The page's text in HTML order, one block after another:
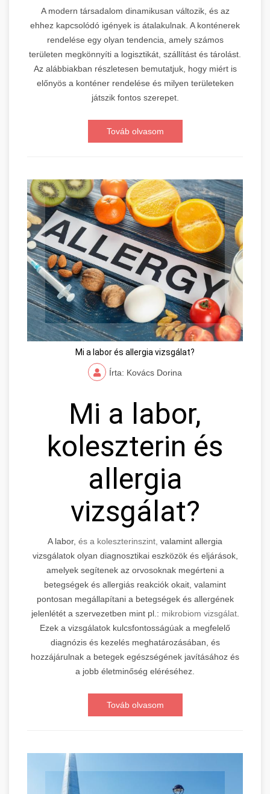
A modern társadalom dinamikusan változik, és az
ehhez kapcsolódó igények is átalakulnak. A konténerek
rendelése egy olyan tendencia, amely számos
területen megkönnyíti a logisztikát, szállítást és tárolást.
Az alábbiakban részletesen bemutatjuk, hogy miért is
előnyös a konténer rendelése és milyen területeken
játszik fontos szerepet.
Továb olvasom
Mi a labor és allergia vizsgálat?
Írta: Kovács Dorina
Mi a labor,
koleszterin és
allergia
vizsgálat?
A labor, és a koleszterinszint, valamint allergia
vizsgálatok olyan diagnosztikai eszközök és eljárások,
amelyek segítenek az orvosoknak megérteni a
betegségek és allergiás reakciók okait, valamint
pontosan megállapítani a betegségek és allergének
jelenlétét a szervezetben mint pl.: mikrobiom vizsgálat.
Ezek a vizsgálatok kulcsfontosságúak a megfelelő
diagnózis és kezelés meghatározásában, és
hozzájárulnak a betegek egészségének javításához és
a jobb életminőség eléréséhez.
Továb olvasom